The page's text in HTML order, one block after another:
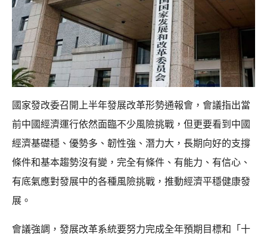
國家發改委召開上半年發展改革形勢通報會，會議指出當
前中國經濟運行依然面臨不少風險挑戰，但更要看到中國
經濟基礎穩、優勢多、韌性強、潛力大，長期向好的支撐
條件和基本趨勢沒有變，完全有條件、有能力、有信心、
有底氣應對發展中的各種風險挑戰，推動經濟平穩健康發
展。
會議強調，發展改革系統要努力完成全年預期目標和「十